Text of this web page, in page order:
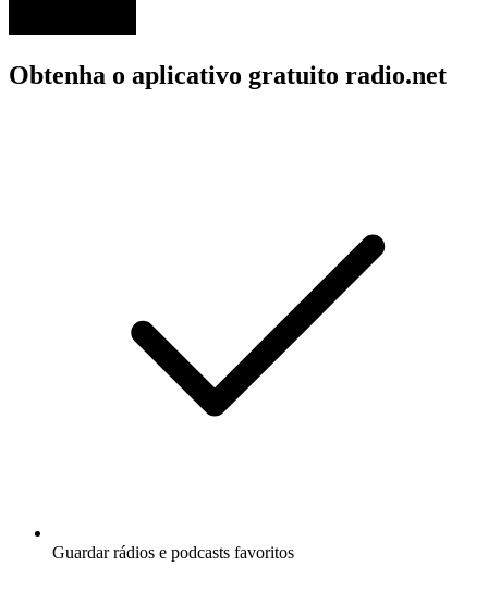
Obtenha o aplicativo gratuito radio.net
Guardar rádios e podcasts favoritos